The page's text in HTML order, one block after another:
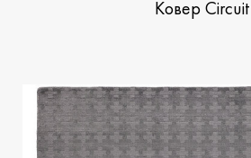
Ковер Circuit